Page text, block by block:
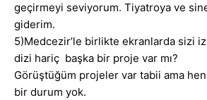
geçirmeyi seviyorum. Tiyatroya ve
giderim.
5)Medcezir’le birlikte ekranlarda sizi
dizi hariç başka bir proje var mı?
Görüştüğüm projeler var tabii ama
bir durum yok.